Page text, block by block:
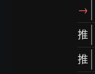
→
推
推